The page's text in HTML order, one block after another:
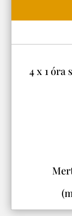
4 x 1 óra